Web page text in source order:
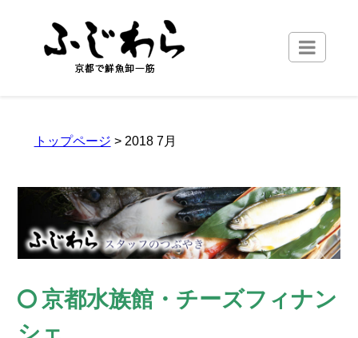
トップページ > 2018 7月
京都水族館・チーズフィナン
シェ